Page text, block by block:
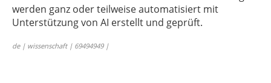
werden ganz oder teilweise automatisiert mit
Unterstützung von AI erstellt und geprüft.
de | wissenschaft | 69494949 |